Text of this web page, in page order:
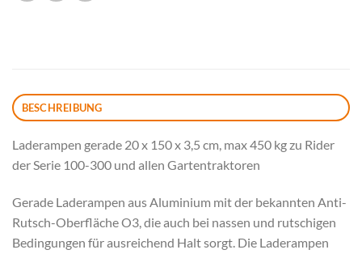
BESCHREIBUNG
Laderampen gerade 20 x 150 x 3,5 cm, max 450 kg zu Rider
der Serie 100-300 und allen Gartentraktoren
Gerade Laderampen aus Aluminium mit der bekannten Anti-
Rutsch-Oberfläche O3, die auch bei nassen und rutschigen
Bedingungen für ausreichend Halt sorgt. Die Laderampen